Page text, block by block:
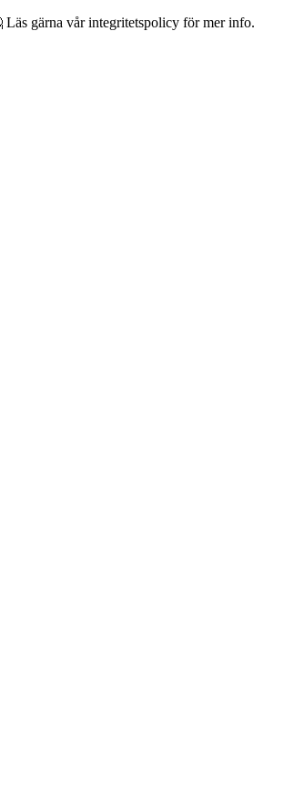
gärna vår integritetspolicy för mer info.